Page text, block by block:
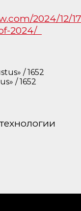
2024/12/
2024/
/ 1652